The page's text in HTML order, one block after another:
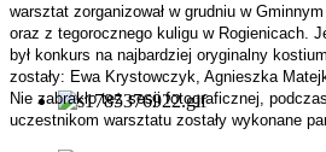
warsztat zorganizował w grudniu w
oraz z tegorocznego kuligu w Rogienicach.
był konkurs na najbardziej oryginalny
zostały: Ewa Krystowczyk, Agnieszka
Nie zabrakło też sesji fotograficznej,
uczestnikom warsztatu zostały wykonane